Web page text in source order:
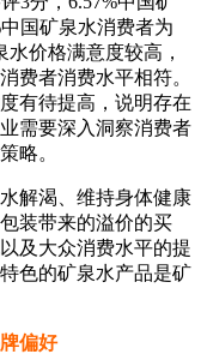
泉水价格评4分，
3分，6.57%中国矿
国矿泉水消费者为
水价格满意度较高，
费者消费水平相符。
有待提高，说明存在
需要深入洞察消费者
略。
渴、维持身体健康
装带来的溢价的买
及大众消费水平的提
色的矿泉水产品是矿